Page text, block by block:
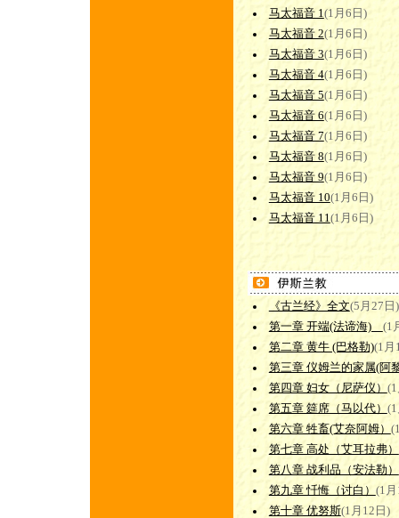
马太福音 1(1月6日)
马太福音 2(1月6日)
马太福音 3(1月6日)
马太福音 4(1月6日)
马太福音 5(1月6日)
马太福音 6(1月6日)
马太福音 7(1月6日)
马太福音 8(1月6日)
马太福音 9(1月6日)
马太福音 10(1月6日)
马太福音 11(1月6日)
《古兰经》全文(5月27日)
第一章 开端(法谛海) (1
第二章 黄牛 (巴格勒)(1月
第三章 仪姆兰的家属(阿
第四章 妇女（尼萨仪）
第五章 筵席（马以代）
第六章 牲畜(艾奈阿姆）
第七章 高处（艾耳拉弗）
第八章 战利品（安法勒）
第九章 忏悔（讨白） (1
第十章 优努斯(1月12日)